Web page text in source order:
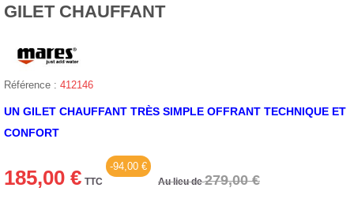
GILET CHAUFFANT
Référence : 412146
UN GILET CHAUFFANT TRÈS SIMPLE OFFRANT TECHNIQUE ET
CONFORT
185,00 € TTC
-94,00 €
Au lieu de279,00 €